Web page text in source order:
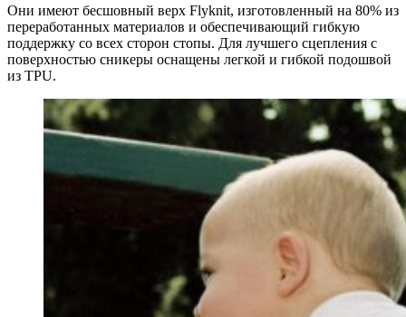
Они имеют бесшовный верх Flyknit, изготовленный на 80% из
переработанных материалов и обеспечивающий гибкую
поддержку со всех сторон стопы. Для лучшего сцепления с
поверхностью сникеры оснащены легкой и гибкой подошвой
из TPU.